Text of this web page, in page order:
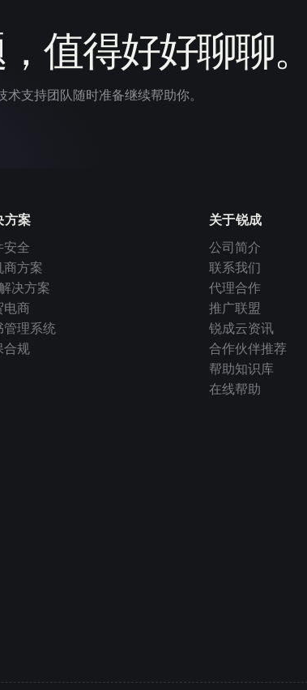
值得好好聊聊。
支持团队随时准备继续帮助你。
方案
安全
商方案
决方案
电商
管理系统
合规
关于锐成
公司简介
联系我们
代理合作
推广联盟
锐成云资讯
合作伙伴推荐
帮助知识库
在线帮助